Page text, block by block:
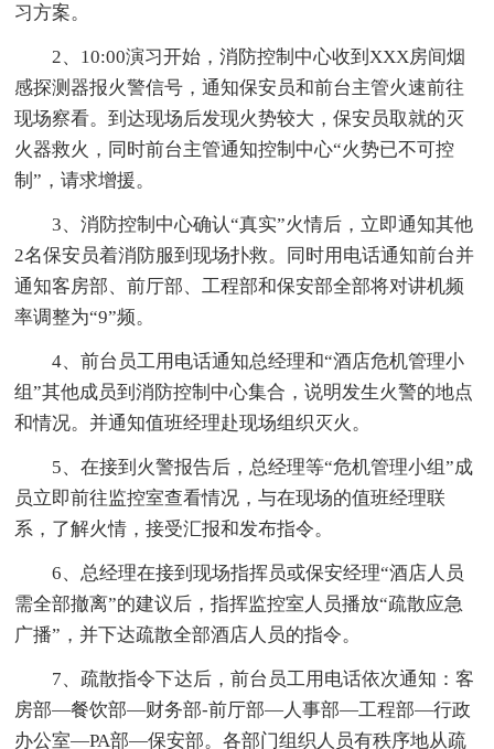
习方案。
2、10:00演习开始，消防控制中心收到XXX房间烟
感探测器报火警信号，通知保安员和前台主管火速前往
现场察看。到达现场后发现火势较大，保安员取就的灭
火器救火，同时前台主管通知控制中心“火势已不可控
制”，请求增援。
3、消防控制中心确认“真实”火情后，立即通知其他
2名保安员着消防服到现场扑救。同时用电话通知前台并
通知客房部、前厅部、工程部和保安部全部将对讲机频
率调整为“9”频。
4、前台员工用电话通知总经理和“酒店危机管理小
组”其他成员到消防控制中心集合，说明发生火警的地点
和情况。并通知值班经理赴现场组织灭火。
5、在接到火警报告后，总经理等“危机管理小组”成
员立即前往监控室查看情况，与在现场的值班经理联
系，了解火情，接受汇报和发布指令。
6、总经理在接到现场指挥员或保安经理“酒店人员
需全部撤离”的建议后，指挥监控室人员播放“疏散应急
广播”，并下达疏散全部酒店人员的指令。
7、疏散指令下达后，前台员工用电话依次通知：客
房部―餐饮部―财务部-前厅部―人事部―工程部―行政
办公室―PA部―保安部。各部门组织人员有秩序地从疏